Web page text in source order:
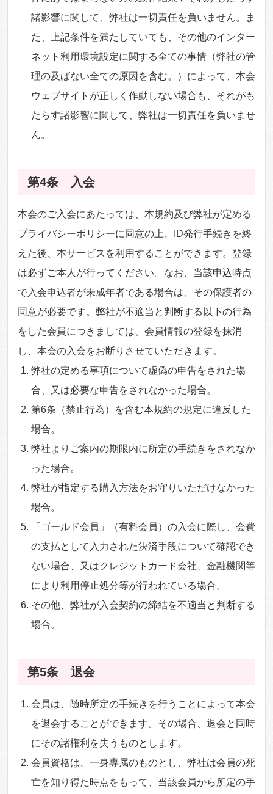
諸影響に関して、弊社は一切責任を負いません。ま
た、上記条件を満たしていても、その他のインター
ネット利用環境設定に関する全ての事情（弊社の管
理の及ばない全ての原因を含む。）によって、本会
ウェブサイトが正しく作動しない場合も、それがも
たらす諸影響に関して、弊社は一切責任を負いませ
ん。
第4条 入会
本会のご入会にあたっては、本規約及び弊社が定める
プライバシーポリシーに同意の上、ID発行手続きを終
えた後、本サービスを利用することができます。登録
は必ずご本人が行ってください。なお、当該申込時点
で入会申込者が未成年者である場合は、その保護者の
同意が必要です。弊社が不適当と判断する以下の行為
をした会員につきましては、会員情報の登録を抹消
し、本会の入会をお断りさせていただきます。
弊社の定める事項について虚偽の申告をされた場
合、又は必要な申告をされなかった場合。
第6条（禁止行為）を含む本規約の規定に違反した
場合。
弊社よりご案内の期限内に所定の手続きをされなか
った場合。
弊社が指定する購入方法をお守りいただけなかった
場合。
「ゴールド会員」（有料会員）の入会に際し、会費
の支払として入力された決済手段について確認でき
ない場合、又はクレジットカード会社、金融機関等
により利用停止処分等が行われている場合。
その他、弊社が入会契約の締結を不適当と判断する
場合。
第5条 退会
会員は、随時所定の手続きを行うことによって本会
を退会することができます。その場合、退会と同時
にその諸権利を失うものとします。
会員資格は、一身専属のものとし、弊社は会員の死
亡を知り得た時点をもって、当該会員から所定の手